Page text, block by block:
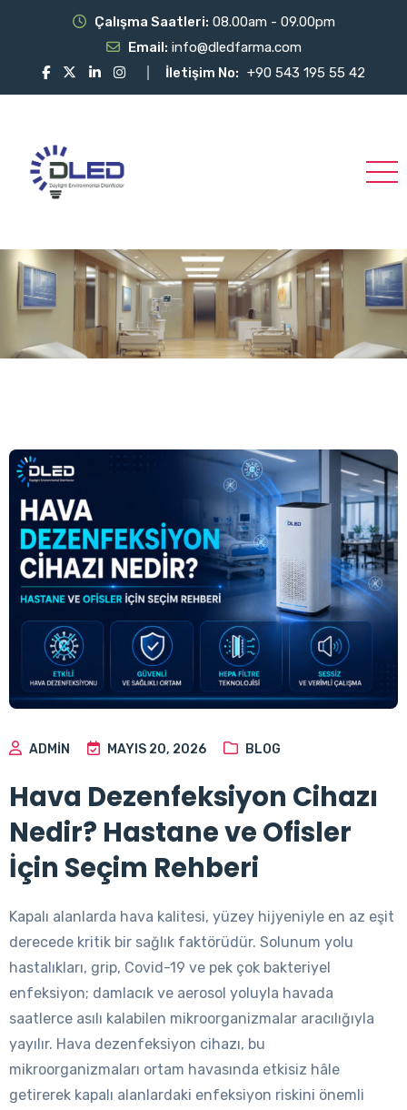
Çalışma Saatleri: 08.00am - 09.00pm
Email: info@dledfarma.com
İletişim No: +90 543 195 55 42
ADMIN MAYIS 20, 2026 BLOG
Hava Dezenfeksiyon Cihazı
Nedir? Hastane ve Ofisler
İçin Seçim Rehberi
Kapalı alanlarda hava kalitesi, yüzey hijyeniyle en az eşit
derecede kritik bir sağlık faktörüdür. Solunum yolu
hastalıkları, grip, Covid-19 ve pek çok bakteriyel
enfeksiyon; damlacık ve aerosol yoluyla havada
saatlerce asılı kalabilen mikroorganizmalar aracılığıyla
yayılır. Hava dezenfeksiyon cihazı, bu
mikroorganizmaları ortam havasında etkisiz hâle
getirerek kapalı alanlardaki enfeksiyon riskini önemli